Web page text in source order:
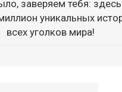
заверяем тебя:
уникальных
всех уголков мира!